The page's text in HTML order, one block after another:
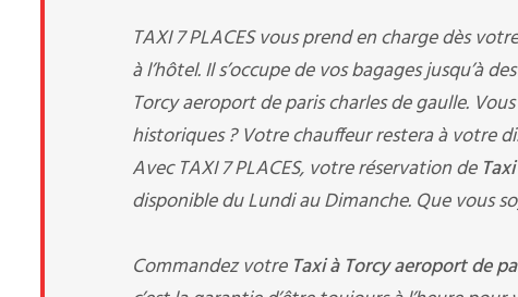
TAXI 7 PLACES vous prend en charge dès
à l’hôtel. Il s’occupe de vos bagages
Torcy aeroport de paris charles de gaulle.
historiques ? Votre chauffeur restera à votre
Avec TAXI 7 PLACES, votre réservation de
disponible du Lundi au Dimanche. Que vous
Commandez votre Taxi à Torcy aeroport de